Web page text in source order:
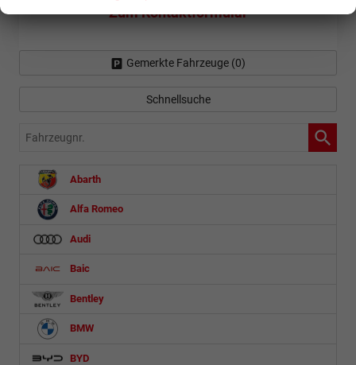
Zum Kontaktformular
Gemerkte Fahrzeuge (0)
Schnellsuche
Fahrzeugnr.
Abarth
Alfa Romeo
Audi
Baic
Bentley
BMW
BYD